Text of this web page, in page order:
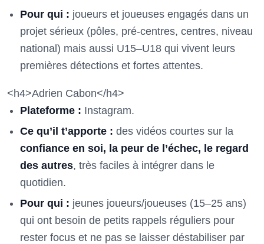
Pour qui : joueurs et joueuses engagés dans un
projet sérieux (pôles, pré-centres, centres, niveau
national) mais aussi U15–U18 qui vivent leurs
premières détections et fortes attentes.
<h4>Adrien Cabon</h4>
Plateforme : Instagram.
Ce qu’il t’apporte : des vidéos courtes sur la
confiance en soi, la peur de l’échec, le regard
des autres, très faciles à intégrer dans le
quotidien.
Pour qui : jeunes joueurs/joueuses (15–25 ans)
qui ont besoin de petits rappels réguliers pour
rester focus et ne pas se laisser déstabiliser par